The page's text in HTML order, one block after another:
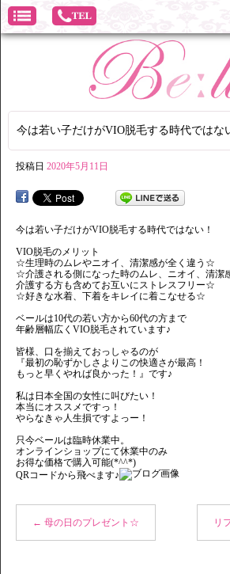
今は若い子だけがVIO脱毛する時代ではな
投稿日 2020年5月11日
今は若い子だけがVIO脱毛する時代ではない！
VIO脱毛のメリット
☆生理時のムレやニオイ、清潔感が全く違う☆
☆介護される側になった時のムレ、ニオイ、清潔
介護する方も含めてお互いにストレスフリー☆
☆好きな水着、下着をキレイに着こなせる☆
ベールは10代の若い方から60代の方まで
年齢層幅広くVIO脱毛されています♪
皆様、口を揃えておっしゃるのが
『最初の恥ずかしさよりこの快適さが最高！
もっと早くやれば良かった！』です♪
私は日本全国の女性に叫びたい！
本当にオススメですっ！
やらなきゃ人生損ですよっー！
只今ベールは臨時休業中。
オンラインショップにて休業中のみ
お得な価格で購入可能(*^^*)
QRコードから飛べます♪
← 母の日のプレゼント☆ リ